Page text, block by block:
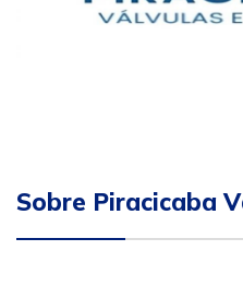
Sobre Piracicaba